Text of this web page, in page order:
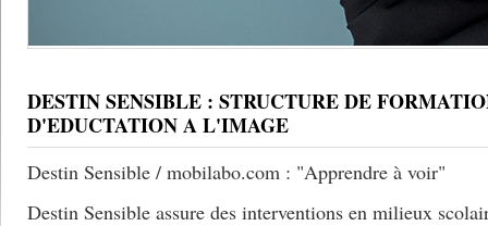
DESTIN SENSIBLE : STRUCTURE DE
D'EDUCTATION A L'IMAGE
Destin Sensible / mobilabo.com : "Apprendre à voir"
Destin Sensible assure des interventions en milieux